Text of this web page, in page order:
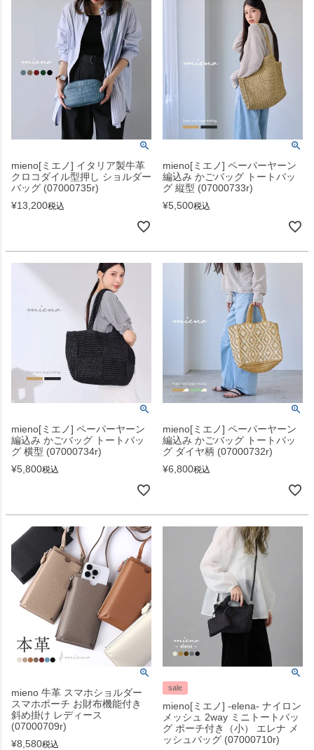
mieno[ミエノ] イタリア製牛革
クロコダイル型押し ショルダー
バッグ (07000735r)
¥13,200税込
mieno[ミエノ] ペーパーヤーン
編込み かごバッグ トートバッ
グ 縦型 (07000733r)
¥5,500税込
mieno[ミエノ] ペーパーヤーン
編込み かごバッグ トートバッ
グ 横型 (07000734r)
¥5,800税込
mieno[ミエノ] ペーパーヤーン
編込み かごバッグ トートバッ
グ ダイヤ柄 (07000732r)
¥6,800税込
mieno 牛革 スマホショルダー
スマホポーチ お財布機能付き
斜め掛け レディース
(07000709r)
¥8,580税込
sale
mieno[ミエノ] -elena- ナイロン
メッシュ 2way ミニトートバッ
グ ポーチ付き（小） エレナ メ
ッシュバッグ (07000710r)